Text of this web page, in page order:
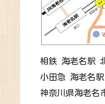
相鉄 海老名駅
小田急 海老名
神奈川県海老名